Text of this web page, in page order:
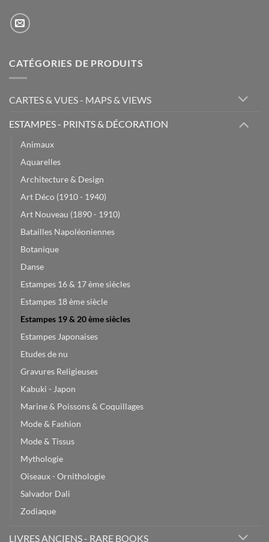
CATÉGORIES DE PRODUITS
CARTES & VUES - MAPS & VIEWS
ESTAMPES - PRINTS & DÉCORATION
Animaux
Aquarelles
Architecture & Design
Art Déco (1910 - 1940)
Art Nouveau (1890 - 1910)
Batailles Napoléoniennes
Botanique
Danse
Estampes 16 & 17 ème siècles
Estampes 18 ème siècle
Estampes 19 & 20 ème siècles
Estampes Japonaises
Etudes de nu
Gravures Religieuses
Kabuki - Japon
Marine & Poissons & Coquillages
Mode & Fashion
Mode & Tissus
Mythologie
Oiseaux - Ornithologie
Salvador Dali
Zodiaque
LIVRES ANCIENS - RARE BOOKS